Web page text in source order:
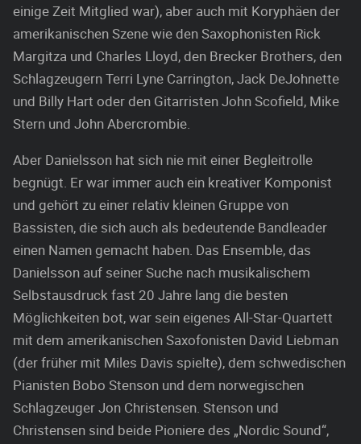
einige Zeit Mitglied war), aber auch mit Koryphäen der
amerikanischen Szene wie den Saxophonisten Rick
Margitza und Charles Lloyd, den Brecker Brothers, den
Schlagzeugern Terri Lyne Carrington, Jack DeJohnette
und Billy Hart oder den Gitarristen John Scofield, Mike
Stern und John Abercrombie.
Aber Danielsson hat sich nie mit einer Begleitrolle
begnügt. Er war immer auch ein kreativer Komponist
und gehört zu einer relativ kleinen Gruppe von
Bassisten, die sich auch als bedeutende Bandleader
einen Namen gemacht haben. Das Ensemble, das
Danielsson auf seiner Suche nach musikalischem
Selbstausdruck fast 20 Jahre lang die besten
Möglichkeiten bot, war sein eigenes All-Star-Quartett
mit dem amerikanischen Saxofonisten David Liebman
(der früher mit Miles Davis spielte), dem schwedischen
Pianisten Bobo Stenson und dem norwegischen
Schlagzeuger Jon Christensen. Stenson und
Christensen sind beide Pioniere des „Nordic Sound“,